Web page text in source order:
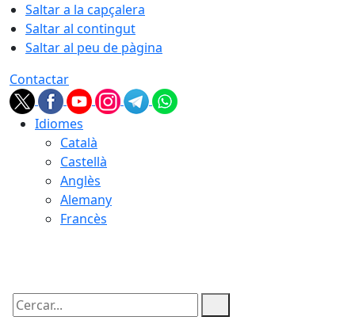
Saltar a la capçalera
Saltar al contingut
Saltar al peu de pàgina
Contactar
Idiomes
Català
Castellà
Anglès
Alemany
Francès
Cercar: